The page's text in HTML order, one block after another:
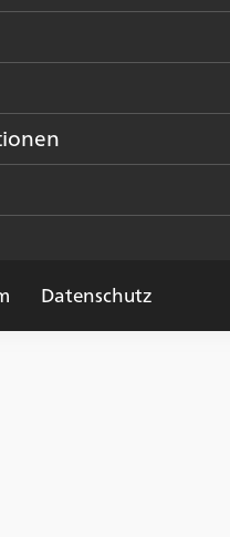
Datenschutz